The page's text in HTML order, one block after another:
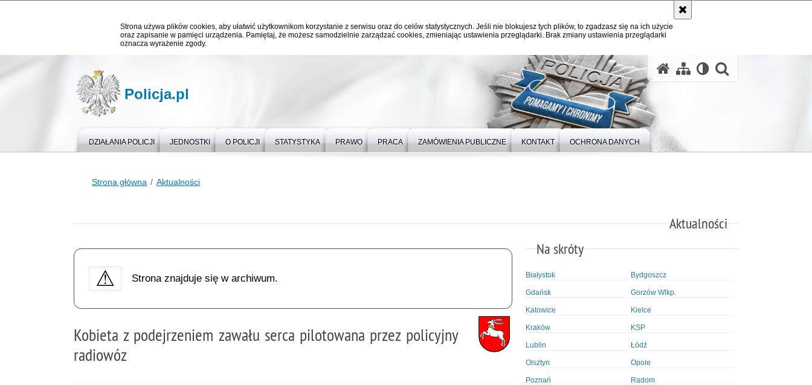
Strona używa plików cookies, aby ułatwić użytkownikom korzystanie z serwisu oraz do celów statystycznych. Jeśli nie blokujesz tych plików, to zgadzasz się na ich użycie
oraz zapisanie w pamięci urządzenia. Pamiętaj, że możesz samodzielnie zarządzać cookies, zmieniając ustawienia przeglądarki. Brak zmiany ustawienia przeglądarki
oznacza wyrażenie zgody.
Policja.pl
DZIAŁANIA POLICJI JEDNOSTKI O POLICJI STATYSTYKA PRAWO PRACA ZAMÓWIENIA PUBLICZNE KONTAKT OCHRONA DANYCH
Strona główna Aktualności
Aktualności
Strona znajduje się w archiwum.
Kobieta z podejrzeniem zawału serca pilotowana przez policyjny
radiowóz
Na skróty
Białystok Bydgoszcz
Gdańsk Gorzów Wlkp.
Katowice Kielce
Kraków KSP
Lublin Łódź
Olsztyn Opole
Poznań Radom